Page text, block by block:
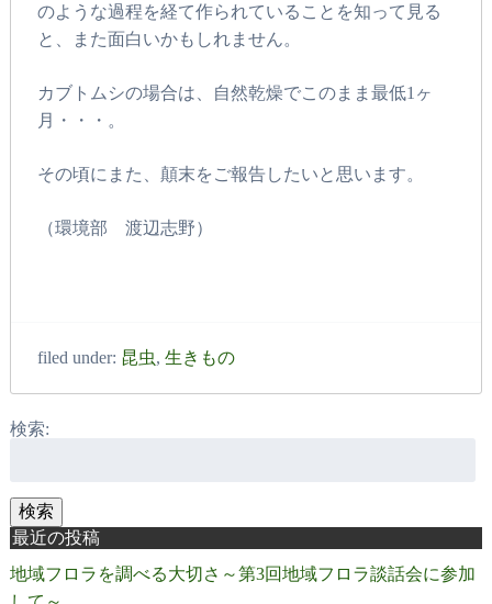
のような過程を経て作られていることを知って見る
と、また面白いかもしれません。
カブトムシの場合は、自然乾燥でこのまま最低1ヶ
月・・・。
その頃にまた、顛末をご報告したいと思います。
（環境部 渡辺志野）
filed under: 昆虫, 生きもの
検索:
検索
最近の投稿
地域フロラを調べる大切さ～第3回地域フロラ談話会に参加